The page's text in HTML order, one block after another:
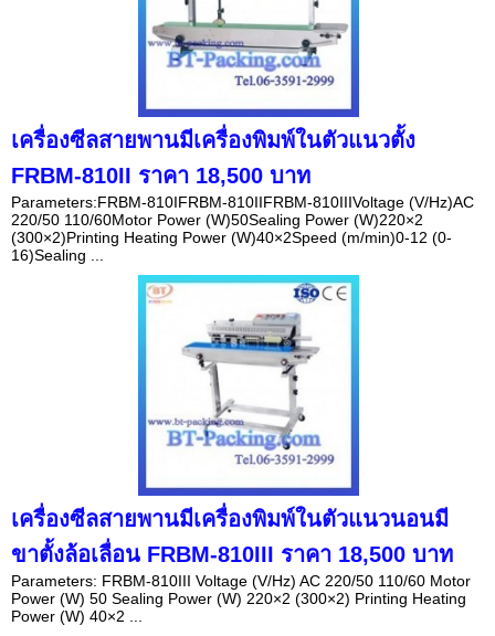
เครื่องซีลสายพานมีเครื่องพิมพ์ในตัวแนวตั้ง
FRBM-810II ราคา 18,500 บาท
Parameters:FRBM-810IFRBM-810IIFRBM-810IIIVoltage (V/Hz)AC
220/50 110/60Motor Power (W)50Sealing Power (W)220×2
(300×2)Printing Heating Power (W)40×2Speed (m/min)0-12 (0-
16)Sealing ...
เครื่องซีลสายพานมีเครื่องพิมพ์ในตัวแนวนอนมี
ขาตั้งล้อเลื่อน FRBM-810III ราคา 18,500 บาท
Parameters: FRBM-810III Voltage (V/Hz) AC 220/50 110/60 Motor
Power (W) 50 Sealing Power (W) 220×2 (300×2) Printing Heating
Power (W) 40×2 ...